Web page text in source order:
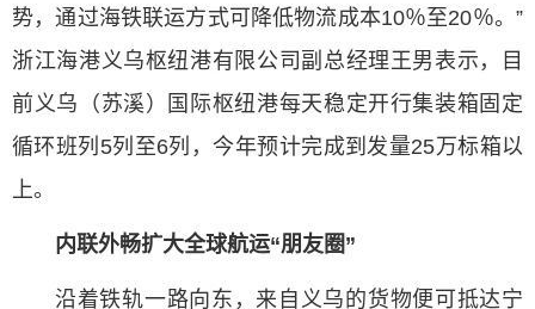
势，通过海铁联运方式可降低物流成本10％至20％。”
浙江海港义乌枢纽港有限公司副总经理王男表示，目
前义乌（苏溪）国际枢纽港每天稳定开行集装箱固定
循环班列5列至6列，今年预计完成到发量25万标箱以
上。
内联外畅扩大全球航运“朋友圈”
沿着铁轨一路向东，来自义乌的货物便可抵达宁